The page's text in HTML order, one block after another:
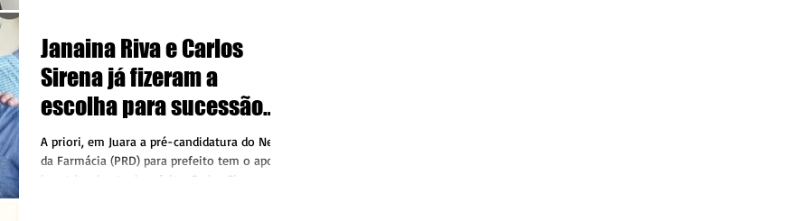
Janaina Riva e Carlos
Sirena já fizeram a
escolha para sucessão
dos trabalhos em Juara
A priori, em Juara a pré-candidatura do Nei
da Farmácia (PRD) para prefeito tem o apoio
irrestrito do atual prefeito, Carlos Sirena